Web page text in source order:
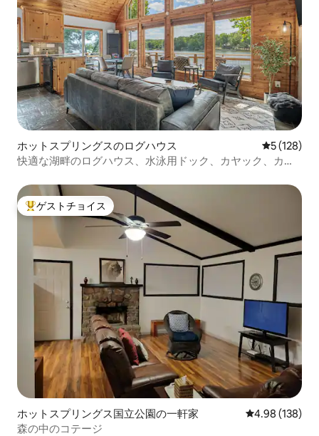
ホットスプリングスのログハウス レビュー
5 (128)
快適な湖畔のログハウス、水泳用ドック、カヤック、カヌ
大好評のゲストチョイスです。
ゲストチョイス
ホットスプリングス国立公園の一軒家 レビュー138
4.98 (138)
森の中のコテージ